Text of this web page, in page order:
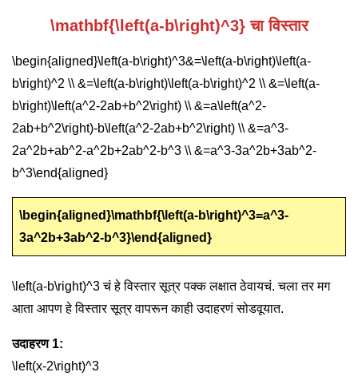
\mathbf{\left(a-b\right)^3} चा विस्तार
\begin{aligned}\left(a-b\right)^3&=\left(a-b\right)\left(a-
b\right)^2 \\ &=\left(a-b\right)\left(a-b\right)^2 \\ &=\left(a-
b\right)\left(a^2-2ab+b^2\right) \\ &=a\left(a^2-
2ab+b^2\right)-b\left(a^2-2ab+b^2\right) \\ &=a^3-
2a^2b+ab^2-a^2b+2ab^2-b^3 \\ &=a^3-3a^2b+3ab^2-
b^3\end{aligned}
\begin{aligned}\mathbf{\left(a-b\right)^3=a^3-
3a^2b+3ab^2-b^3}\end{aligned}
\left(a-b\right)^3चं हे विस्तार सूत्र पक्क लक्षात ठेवायचं. चला तर मग
आता आपण हे विस्तार सूत्र वापरून काही उदाहरणं सोडवूयात.
उदाहरण 1:
\left(x-2\right)^3